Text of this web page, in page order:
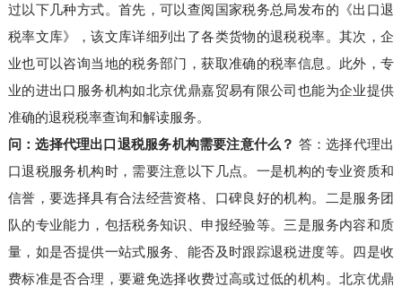
过以下几种方式。首先，可以查阅国家税务总局发布的《出口退
税率文库》，该文库详细列出了各类货物的退税税率。其次，企
业也可以咨询当地的税务部门，获取准确的税率信息。此外，专
业的进出口服务机构如北京优鼎嘉贸易有限公司也能为企业提供
准确的退税税率查询和解读服务。
问：选择代理出口退税服务机构需要注意什么？ 答：选择代理出
口退税服务机构时，需要注意以下几点。一是机构的专业资质和
信誉，要选择具有合法经营资格、口碑良好的机构。二是服务团
队的专业能力，包括税务知识、申报经验等。三是服务内容和质
量，如是否提供一站式服务、能否及时跟踪退税进度等。四是收
费标准是否合理，要避免选择收费过高或过低的机构。北京优鼎